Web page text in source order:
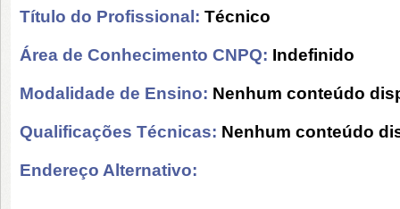
Título do Profissional: Técnico
Área de Conhecimento CNPQ: Indefinido
Modalidade de Ensino: Nenhum conteúdo
Qualificações Técnicas: Nenhum conteúdo
Endereço Alternativo: